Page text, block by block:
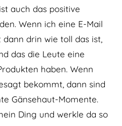
auch das positive
Wenn ich eine E-Mail
drin wie toll das ist,
das die Leute eine
haben. Wenn
bekommt, dann sind
Gänsehaut-Momente.
Ding und werkle da so